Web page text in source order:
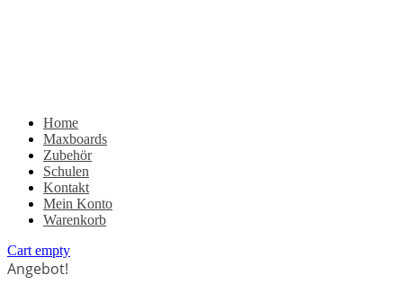
Home
Maxboards
Zubehör
Schulen
Kontakt
Mein Konto
Warenkorb
Cart empty
Angebot!